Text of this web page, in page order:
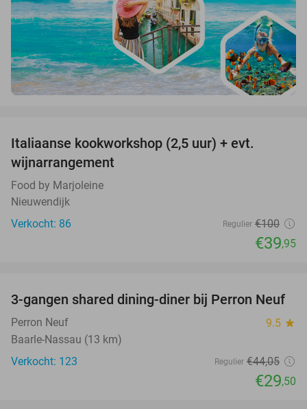
Italiaanse kookworkshop (2,5 uur) + evt.
wijnarrangement
Food by Marjoleine
Nieuwendijk
Verkocht: 86
Regulier €100
€39,95
33%
3-gangen shared dining-diner bij Perron Neuf
Perron Neuf 9.5 star
Baarle-Nassau (13 km)
Verkocht: 123
Regulier €44,05
€29,50